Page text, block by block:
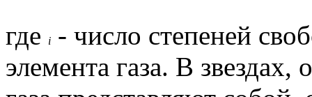
где i
- число степеней
элемента газа. В